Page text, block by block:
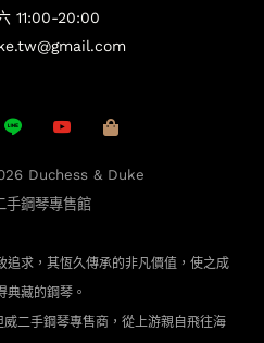
11:00-20:00
Duchess & Duke
手鋼琴專售館
追求，其恆久傳承的非凡價值，使之成
典藏的鋼琴。
二手鋼琴專售商，從上游親自飛往海